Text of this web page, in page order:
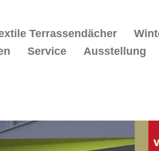
Terrassendächer
Service Ausstellung